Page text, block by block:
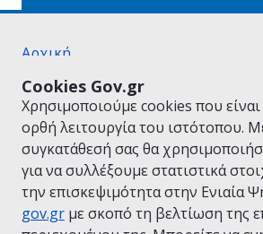
Cookies Gov.gr
Χρησιμοποιούμε cookies που είναι
ορθή λειτουργία του ιστότοπου.
συγκατάθεσή σας θα
για να συλλέξουμε στατιστικά
την επισκεψιμότητα στην Ενιαία
gov.gr με σκοπό τη βελτίωση της
Αρχική
Όροι Χρήσης
Πολιτική Απορρήτου
Δήλωση προσβασιμότητας
Πολιτική cookies
Προτάσεις για το gov.gr
Υλοποίηση από το Υπουργείο
Διακυβέρνησης